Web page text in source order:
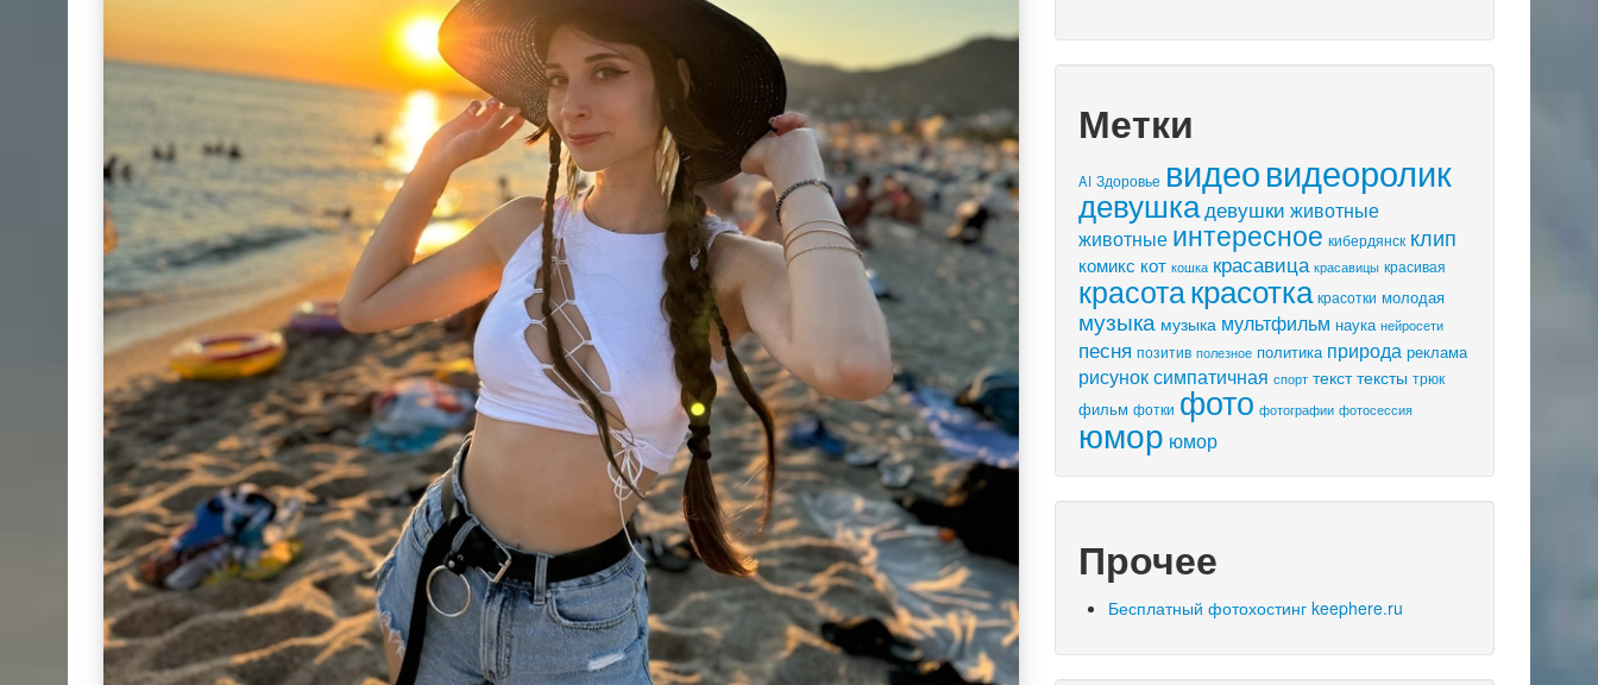
Метки
AI Здоровье видеовидеоролик
девушка девушки животные
животные интересное кибердянск клип
комикс кот кошка красавица красавицы красивая
красотакрасотка красотки молодая
музыка музыка мультфильм наука нейросети
песня позитив полезное политика природа реклама
рисуноксимпатичная спорт текст тексты трюк
фильм фотки фото фотографии фотосессия
юмор юмор
Прочее
Бесплатный фотохостинг keephere.ru